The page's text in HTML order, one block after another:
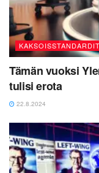
KAKSOISSTANDARDIT
Tämän vuoksi
tulisi erota
22.8.2024